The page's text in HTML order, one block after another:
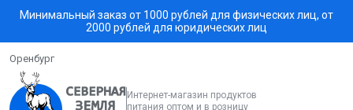
Минимальный заказ от 1000 рублей для физических лиц, от
2000 рублей для юридических лиц
Оренбург
Интернет-магазин продуктов
питания оптом и в розницу